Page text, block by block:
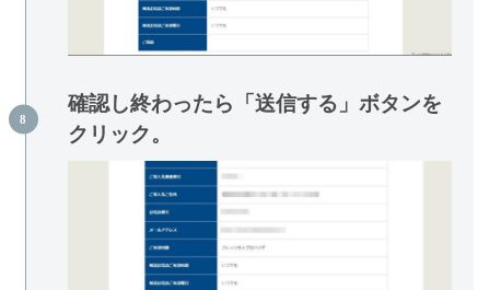
確認し終わったら「送信する」ボタンを
クリック。